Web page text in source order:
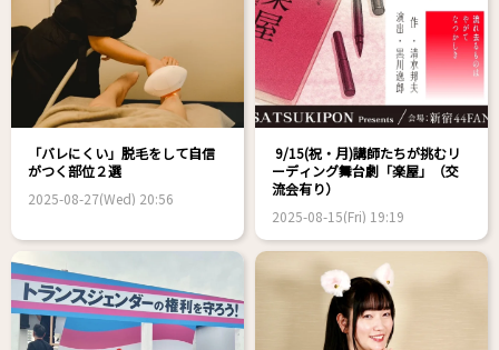
「バレにくい」脱毛をして自信
がつく部位２選
2025-08-27(Wed) 20:56
9/15(祝・月)講師たちが挑むリ
ーディング舞台劇「楽屋」（交
流会有り）
2025-08-15(Fri) 19:19